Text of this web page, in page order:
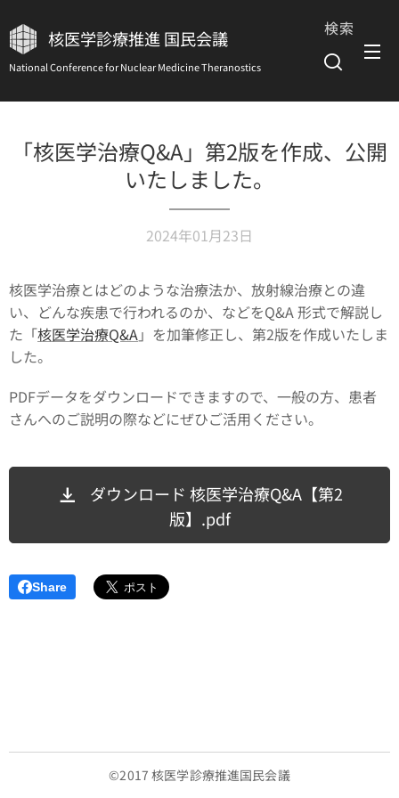
核医学診療推進 国民会議
National Conference for Nuclear Medicine Theranostics
検索
「核医学治療Q&A」第2版を作成、公開
いたしました。
2024年01月23日
核医学治療とはどのような治療法か、放射線治療との違
い、どんな疾患で行われるのか、などをQ&A 形式で解説し
た「核医学治療Q&A」を加筆修正し、第2版を作成いたしま
した。
PDFデータをダウンロードできますので、一般の方、患者
さんへのご説明の際などにぜひご活用ください。
ダウンロード 核医学治療Q&A【第2
版】.pdf
Share
©2017 核医学診療推進国民会議